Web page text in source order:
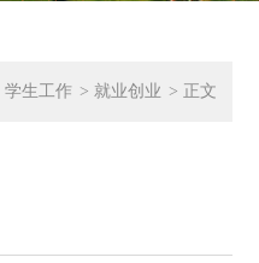
学生工作 > 就业创业 > 正文